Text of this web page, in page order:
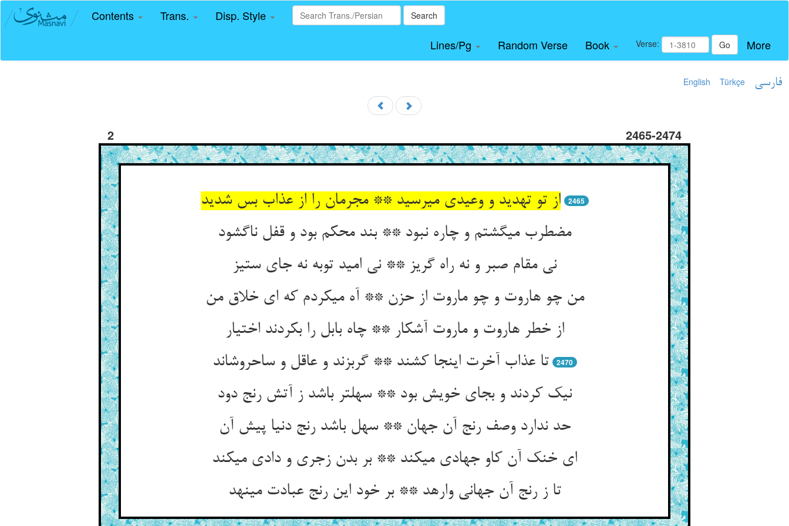
Contents Trans. Disp. Style Search
Lines/Pg Random Verse Book Verse: Go More
English Türkçe فارسی
2 2465-2474
از تو تهدید و وعیدی می‏رسید ** مجرمان را از عذاب بس شدید 2465
مضطرب می‏گشتم و چاره نبود ** بند محکم بود و قفل ناگشود
نی مقام صبر و نه راه گریز ** نی امید توبه نه جای ستیز
من چو هاروت و چو ماروت از حزن ** آه می‏کردم که ای خلاق من‏
از خطر هاروت و ماروت آشکار ** چاه بابل را بکردند اختیار
تا عذاب آخرت اینجا کشند ** گربزند و عاقل و ساحروش‏اند
2470
نیک کردند و بجای خویش بود ** سهلتر باشد ز آتش رنج دود
حد ندارد وصف رنج آن جهان ** سهل باشد رنج دنیا پیش آن‏
ای خنک آن کاو جهادی می‏کند ** بر بدن زجری و دادی می‏کند
تا ز رنج آن جهانی وارهد ** بر خود این رنج عبادت می‏نهد